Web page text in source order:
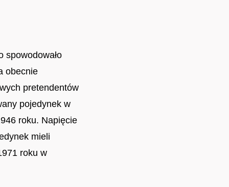
spowodowało
obecnie
pretendentów
pojedynek w
roku. Napięcie
mieli
roku w